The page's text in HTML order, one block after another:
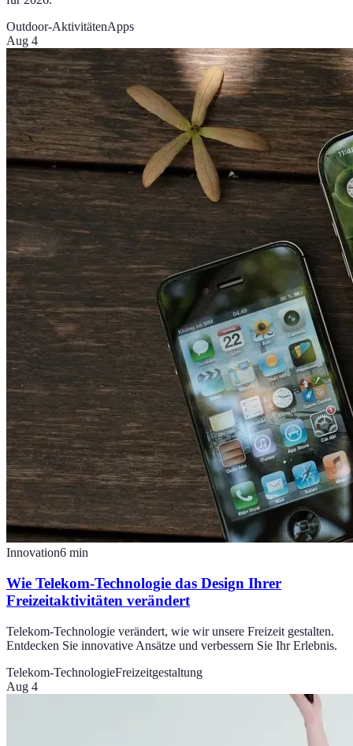
Outdoor-AktivitätenApps
Aug 4
Innovation6 min
Wie Telekom-Technologie das Design Ihrer
Freizeitaktivitäten verändert
Telekom-Technologie verändert, wie wir unsere Freizeit gestalten.
Entdecken Sie innovative Ansätze und verbessern Sie Ihr Erlebnis.
Telekom-TechnologieFreizeitgestaltung
Aug 4